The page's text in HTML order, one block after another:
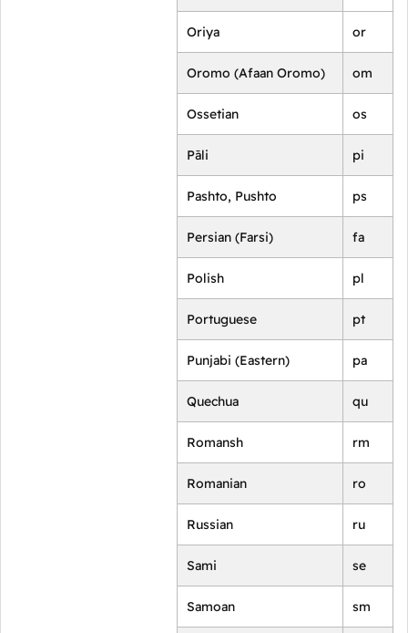
Oriya or
Oromo (Afaan Oromo) om
Ossetian os
Pāli pi
Pashto, Pushto ps
Persian (Farsi) fa
Polish pl
Portuguese pt
Punjabi (Eastern) pa
Quechua qu
Romansh rm
Romanian ro
Russian ru
Sami se
Samoan sm